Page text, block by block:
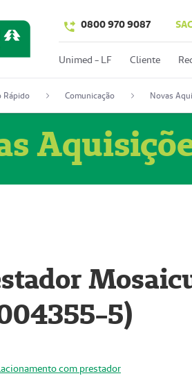
0800 970 9087 SAC
Unimed - LF Cliente
Rápido Comunicação Novas
5)
com prestador